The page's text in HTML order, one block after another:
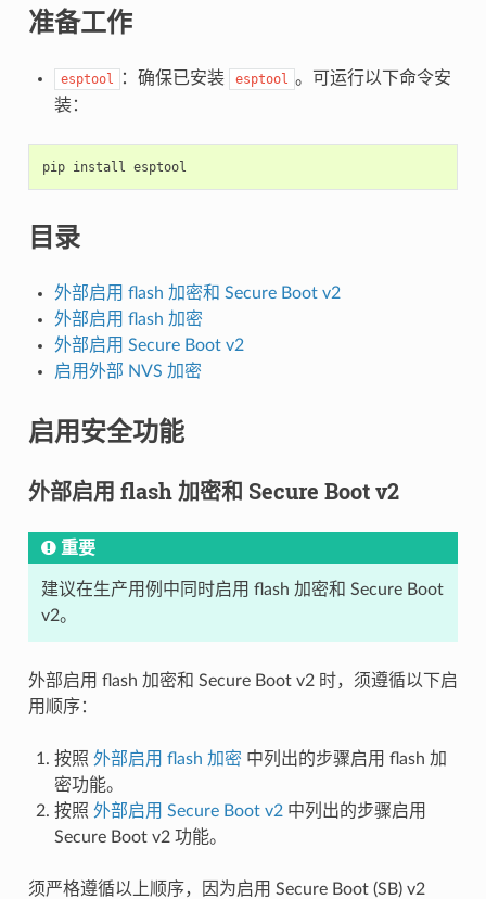
准备工作
esptool ：确保已安装 esptool 。可运行以下命令安
装：
pip install
目录
外部启用 flash 加密和 Secure Boot v2
外部启用 flash 加密
外部启用 Secure Boot v2
启用外部 NVS 加密
启用安全功能
外部启用 flash 加密和 Secure Boot v2
重要
建议在生产用例中同时启用 flash 加密和 Secure Boot
v2。
外部启用 flash 加密和 Secure Boot v2 时，须遵循以下启
用顺序：
按照 外部启用 flash 加密 中列出的步骤启用 flash 加
密功能。
按照 外部启用 Secure Boot v2中列出的步骤启用
Secure Boot v2 功能。
须严格遵循以上顺序，因为启用 Secure Boot (SB) v2